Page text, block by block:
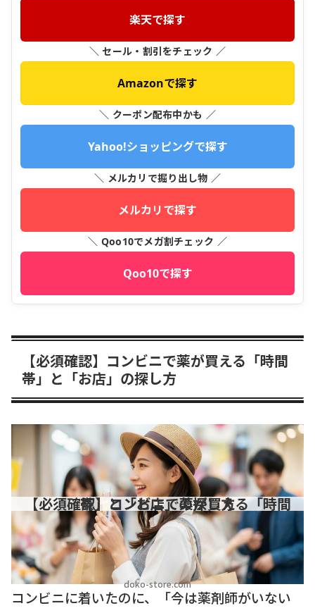
楽天で探す
＼ セール・割引をチェック ／
Amazonで探す
＼ クーポン配布中かも ／
Yahoo!ショッピングで探す
＼ メルカリで掘り出し物 ／
メルカリで探す
＼ Qoo10でメガ割チェック ／
Qoo10で探す
【必須確認】コンビニで薬が買える「時間
帯」と「お店」の探し方
doko-store.com
【必須確認】コンビニで薬が買える「時間帯」と「お店」の探し方
コンビニに着いたのに、「今は薬剤師がいない